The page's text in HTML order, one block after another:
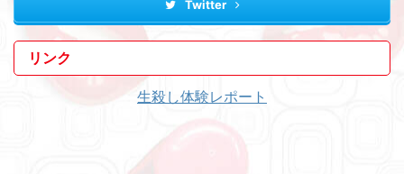
Twitter
リンク
生殺し体験レポート